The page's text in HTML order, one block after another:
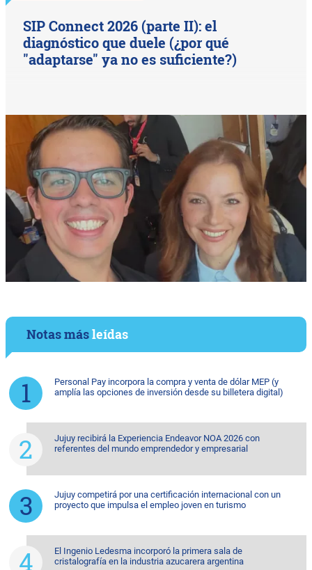
SIP Connect 2026 (parte II): el
diagnóstico que duele (¿por qué
"adaptarse" ya no es suficiente?)
Notas másleídas
Personal Pay incorpora la compra y venta de dólar MEP (y
amplía las opciones de inversión desde su billetera digital)
Jujuy recibirá la Experiencia Endeavor NOA 2026 con
referentes del mundo emprendedor y empresarial
Jujuy competirá por una certificación internacional con un
proyecto que impulsa el empleo joven en turismo
El Ingenio Ledesma incorporó la primera sala de
cristalografía en la industria azucarera argentina